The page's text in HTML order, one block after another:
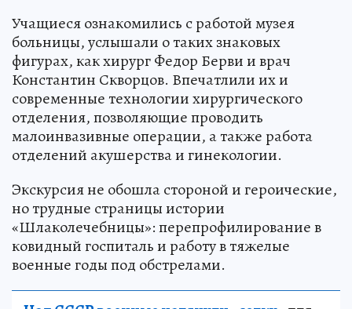
Учащиеся ознакомились с работой музея
больницы, услышали о таких знаковых
фигурах, как хирург Федор Берви и врач
Константин Скворцов. Впечатлили их и
современные технологии хирургического
отделения, позволяющие проводить
малоинвазивные операции, а также работа
отделений акушерства и гинекологии.
Экскурсия не обошла стороной и героические,
но трудные страницы истории
«Шлаколечебницы»: перепрофилирование в
ковидный госпиталь и работу в тяжелые
военные годы под обстрелами.